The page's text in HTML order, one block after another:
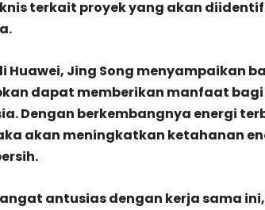
terkait proyek yang akan
Huawei, Jing Song menyampaikan
dapat memberikan manfaat
Dengan berkembangnya energi
akan meningkatkan ketahanan
antusias dengan kerja sama